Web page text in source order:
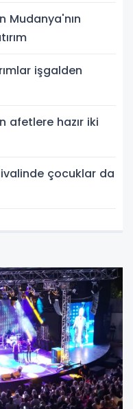
Mudanya'nın
işgalden
afetlere hazır iki
çocuklar da